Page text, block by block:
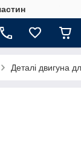
Деталі двигуна